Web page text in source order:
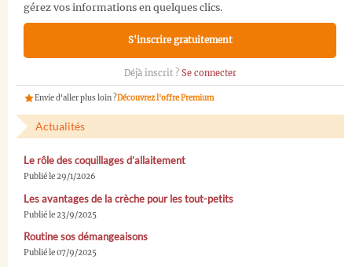
gérez vos informations en quelques clics.
S'inscrire gratuitement
Déjà inscrit ? Se connecter
Envie d'aller plus loin ?Découvrez l'offre Premium
Actualités
Le rôle des coquillages d’allaitement
Publié le 29/1/2026
Les avantages de la crèche pour les tout-petits
Publié le 23/9/2025
Routine sos démangeaisons
Publié le 07/9/2025